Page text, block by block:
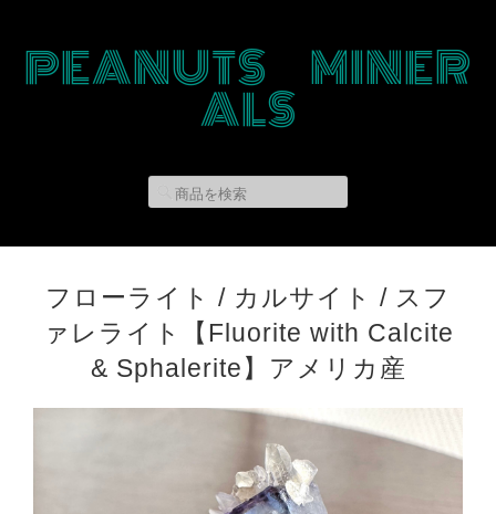
PEANUTS MINER
ALS
フローライト / カルサイト / スフ
ァレライト【Fluorite with Calcite
& Sphalerite】アメリカ産